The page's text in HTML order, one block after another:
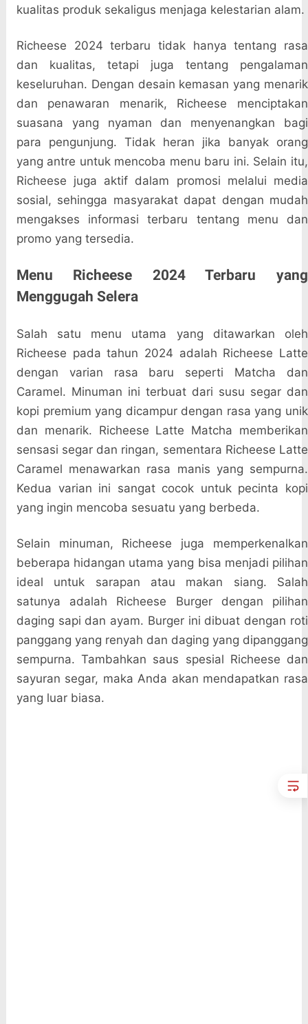
kualitas produk sekaligus menjaga kelestarian alam.
Richeese 2024 terbaru tidak hanya tentang rasa
dan kualitas, tetapi juga tentang pengalaman
keseluruhan. Dengan desain kemasan yang menarik
dan penawaran menarik, Richeese menciptakan
suasana yang nyaman dan menyenangkan bagi
para pengunjung. Tidak heran jika banyak orang
yang antre untuk mencoba menu baru ini. Selain itu,
Richeese juga aktif dalam promosi melalui media
sosial, sehingga masyarakat dapat dengan mudah
mengakses informasi terbaru tentang menu dan
promo yang tersedia.
Menu Richeese 2024 Terbaru yang
Menggugah Selera
Salah satu menu utama yang ditawarkan oleh
Richeese pada tahun 2024 adalah Richeese Latte
dengan varian rasa baru seperti Matcha dan
Caramel. Minuman ini terbuat dari susu segar dan
kopi premium yang dicampur dengan rasa yang unik
dan menarik. Richeese Latte Matcha memberikan
sensasi segar dan ringan, sementara Richeese Latte
Caramel menawarkan rasa manis yang sempurna.
Kedua varian ini sangat cocok untuk pecinta kopi
yang ingin mencoba sesuatu yang berbeda.
Selain minuman, Richeese juga memperkenalkan
beberapa hidangan utama yang bisa menjadi pilihan
ideal untuk sarapan atau makan siang. Salah
satunya adalah Richeese Burger dengan pilihan
daging sapi dan ayam. Burger ini dibuat dengan roti
panggang yang renyah dan daging yang dipanggang
sempurna. Tambahkan saus spesial Richeese dan
sayuran segar, maka Anda akan mendapatkan rasa
yang luar biasa.